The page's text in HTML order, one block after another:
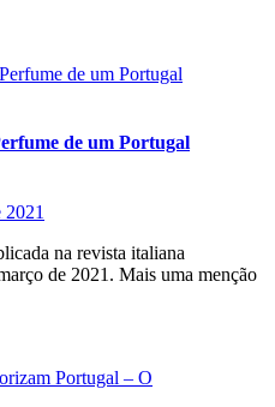
de um Portugal
na revista italiana
de 2021. Mais uma menção